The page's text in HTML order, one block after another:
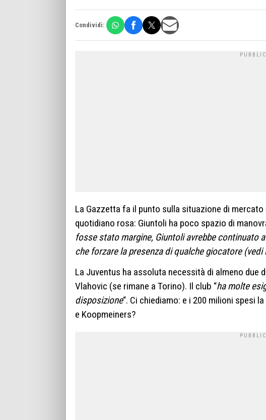
Condividi:
La Gazzetta fa il punto sulla situazione di
quotidiano rosa: Giuntoli ha poco spazio di
fosse stato margine, Giuntoli avrebbe continuato
che forzare la presenza di qualche giocatore (vedi
La Juventus ha assoluta necessità di almeno due
Vlahovic (se rimane a Torino). Il club “ha molte
disposizione“. Ci chiediamo: e i 200 milioni spesi
e Koopmeiners?